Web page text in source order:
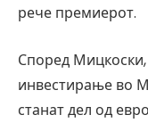
рече премиерот.
Според
инвестирање во
станат дел од